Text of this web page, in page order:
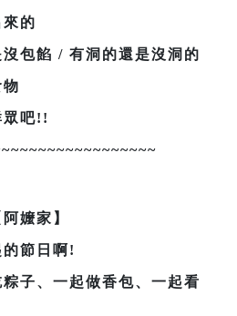
的
包餡 / 有洞的還是沒洞的
眾吧!!
嬤家】
節日啊!
子、一起做香包、一起看